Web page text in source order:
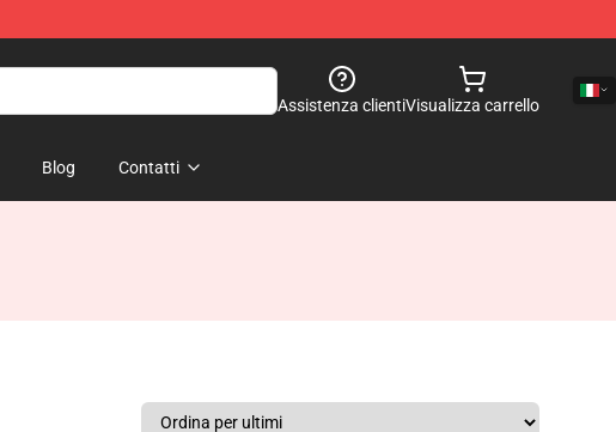
Assistenza clientiVisualizza carrello
Blog Contatti